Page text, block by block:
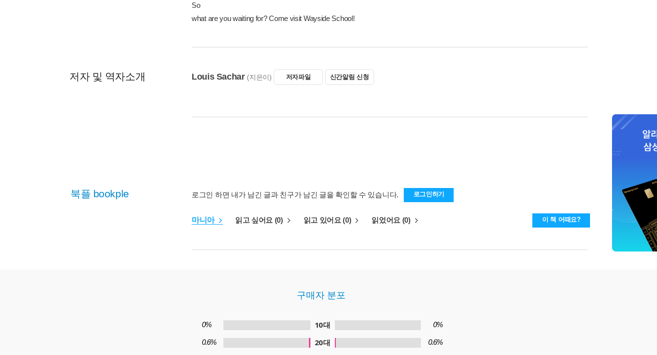
So
what are you waiting for? Come visit Wayside School!
저자 및 역자소개 Louis Sachar (지은이) 저자파일 신간알림 신청
북플 bookple 로그인 하면 내가 남긴 글과 친구가 남긴 글을 확인할 수 있습니다. 로그인하기
마니아 읽고 싶어요 (0) 읽고 있어요 (0) 읽었어요 (0) 이 책 어때요?
구매자 분포
0% 10대 0%
0.6% 20대 0.6%